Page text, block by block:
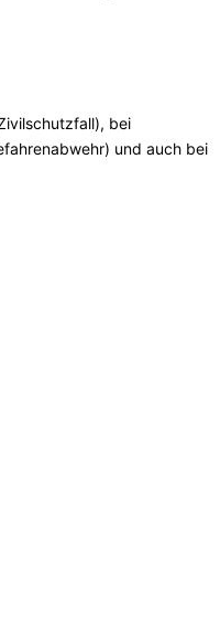
bei
und auch bei